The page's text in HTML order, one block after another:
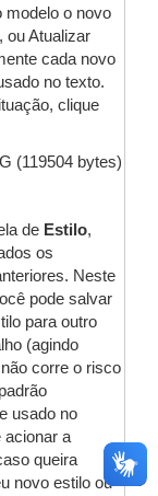
modelo o novo
ou Atualizar
cada novo
no texto.
clique
de Estilo,
os
Neste
pode salvar
para outro
(agindo
corre o risco
usado no
acionar a
queira
novo estilo ou